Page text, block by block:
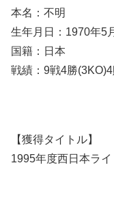
本名：不明
生年月日：1970年5
国籍：日本
戦績：9戦4勝
【獲得タイトル】
1995年度西日本ラ